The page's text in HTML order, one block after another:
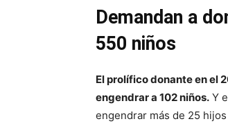
Demandan a
550 niños
El prolífico donante en el
engendrar a 102 niños. Y
engendrar más de 25